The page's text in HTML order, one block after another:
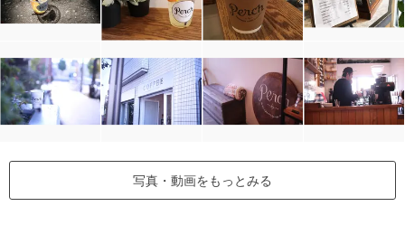
写真・動画をもっとみる